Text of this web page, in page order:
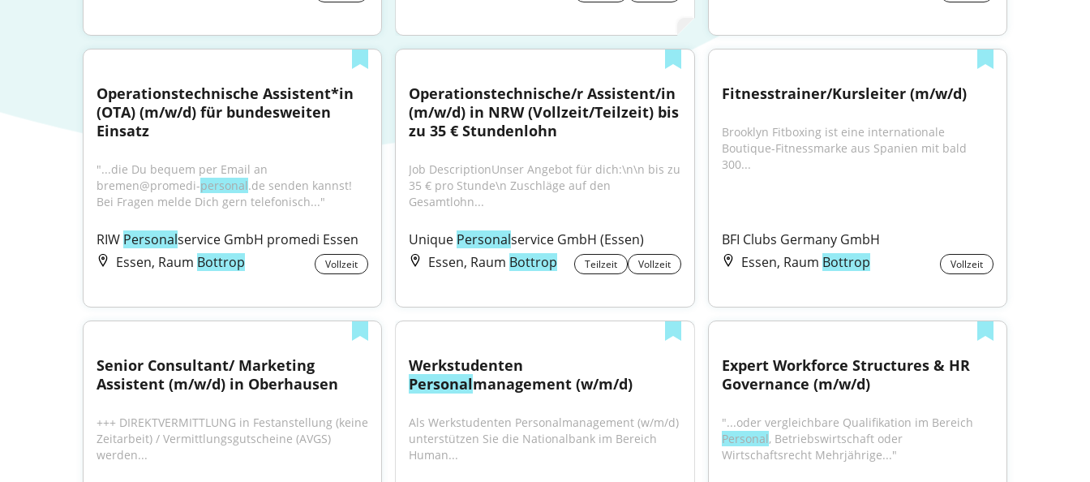
Operationstechnische Assistent*in
(OTA) (m/w/d) für bundesweiten
Einsatz
"...die Du bequem per Email an
bremen@promedi-personal.de senden kannst!
Bei Fragen melde Dich gern telefonisch..."
RIW Personalservice GmbH promedi Essen
Essen, Raum Bottrop Vollzeit
Operationstechnische/r Assistent/in
(m/w/d) in NRW (Vollzeit/Teilzeit) bis
zu 35 € Stundenlohn
Job DescriptionUnser Angebot für dich:\n\n bis zu
35 € pro Stunde\n Zuschläge auf den
Gesamtlohn...
Unique Personalservice GmbH (Essen)
Essen, Raum Bottrop Teilzeit Vollzeit
Fitnesstrainer/Kursleiter (m/w/d)
Brooklyn Fitboxing ist eine internationale
Boutique-Fitnessmarke aus Spanien mit bald
300...
BFI Clubs Germany GmbH
Essen, Raum Bottrop Vollzeit
Senior Consultant/ Marketing
Assistent (m/w/d) in Oberhausen
+++ DIREKTVERMITTLUNG in Festanstellung (keine
Zeitarbeit) / Vermittlungsgutscheine (AVGS)
werden...
Personalmanagement (w/m/d)
Als Werkstudenten Personalmanagement (w/m/d)
unterstützen Sie die Nationalbank im Bereich
Human...
Expert Workforce Structures & HR
Governance (m/w/d)
Personal, Betriebswirtschaft oder
Wirtschaftsrecht Mehrjährige..."